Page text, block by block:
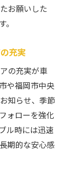
お願いした
充実
の充実が車
や福岡市中央
知らせ、季節
ォローを強化
ル時には迅速
期的な安心感